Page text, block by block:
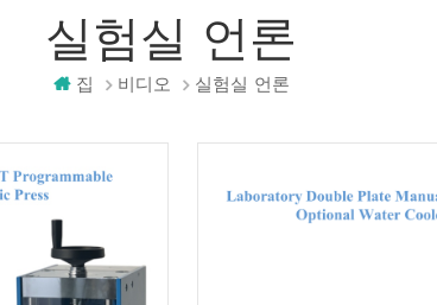
실험실 언론
집 비디오 실험실 언론